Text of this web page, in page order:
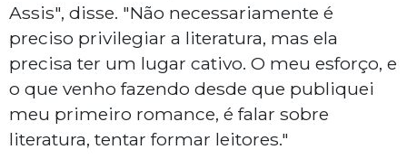
Assis", disse. "Não necessariamente é
preciso privilegiar a literatura, mas ela
precisa ter um lugar cativo. O meu esforço, e
o que venho fazendo desde que publiquei
meu primeiro romance, é falar sobre
literatura, tentar formar leitores."